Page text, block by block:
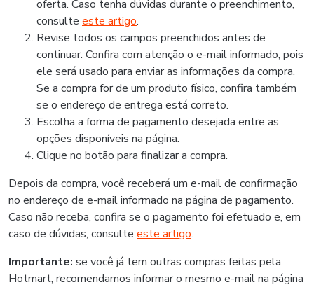
oferta. Caso tenha dúvidas durante o preenchimento,
consulte este artigo.
Revise todos os campos preenchidos antes de
continuar. Confira com atenção o e-mail informado, pois
ele será usado para enviar as informações da compra.
Se a compra for de um produto físico, confira também
se o endereço de entrega está correto.
Escolha a forma de pagamento desejada entre as
opções disponíveis na página.
Clique no botão para finalizar a compra.
Depois da compra, você receberá um e-mail de confirmação
no endereço de e-mail informado na página de pagamento.
Caso não receba, confira se o pagamento foi efetuado e, em
caso de dúvidas, consulte este artigo.
Importante: se você já tem outras compras feitas pela
Hotmart, recomendamos informar o mesmo e-mail na página